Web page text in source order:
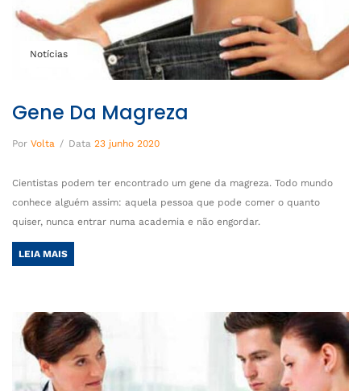
Notícias
Gene Da Magreza
Por Volta / Data 23 junho 2020
Cientistas podem ter encontrado um gene da magreza. Todo mundo
conhece alguém assim: aquela pessoa que pode comer o quanto
quiser, nunca entrar numa academia e não engordar.
LEIA MAIS